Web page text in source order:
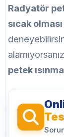
Radyatör
sıcak
petek